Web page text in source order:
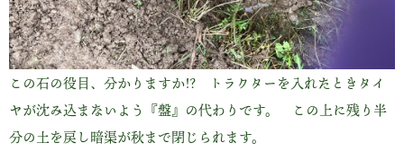
この石の役目、分かりますか!? トラクターを入れたときタイ
ヤが沈み込まないよう『盤』の代わりです。 この上に残り半
分の土を戻し暗渠が秋まで閉じられます。